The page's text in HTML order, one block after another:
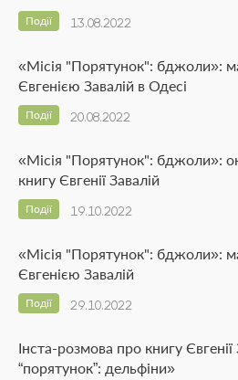
13.08.2022
Події
«Місія "Порятунок": бджоли»:
Євгенією Завалій в Одесі
20.08.2022
Події
«Місія "Порятунок": бджоли»:
книгу Євгенії Завалій
19.10.2022
Події
«Місія "Порятунок": бджоли»:
Євгенією Завалій
29.10.2022
Події
Інста-розмова про книгу Євгенії
“порятунок”: дельфіни»